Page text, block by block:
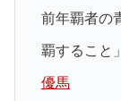
前年覇者の
覇すること」
優馬